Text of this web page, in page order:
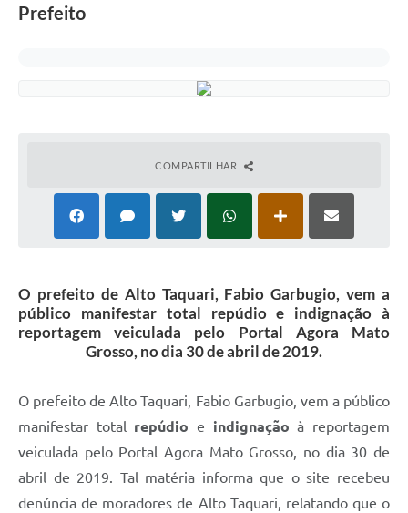
Prefeito
COMPARTILHAR
O prefeito de Alto Taquari, Fabio Garbugio, vem a
público manifestar total repúdio e indignação à
reportagem veiculada pelo Portal Agora Mato
Grosso, no dia 30 de abril de 2019.
O prefeito de Alto Taquari, Fabio Garbugio, vem a público
manifestar total repúdio e indignação à reportagem
veiculada pelo Portal Agora Mato Grosso, no dia 30 de
abril de 2019. Tal matéria informa que o site recebeu
denúncia de moradores de Alto Taquari, relatando que o